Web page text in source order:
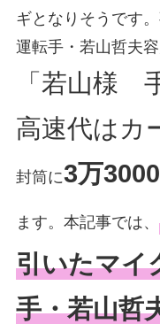
ギとなりそうです
運転手・若山哲夫
「若山様
高速代はカ
封筒に3万
ます。本記事では、
引いたマイ
手・若山哲